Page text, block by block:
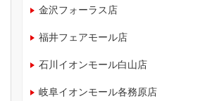
金沢フォーラス店
福井フェアモール店
石川イオンモール白山店
岐阜イオンモール各務原店